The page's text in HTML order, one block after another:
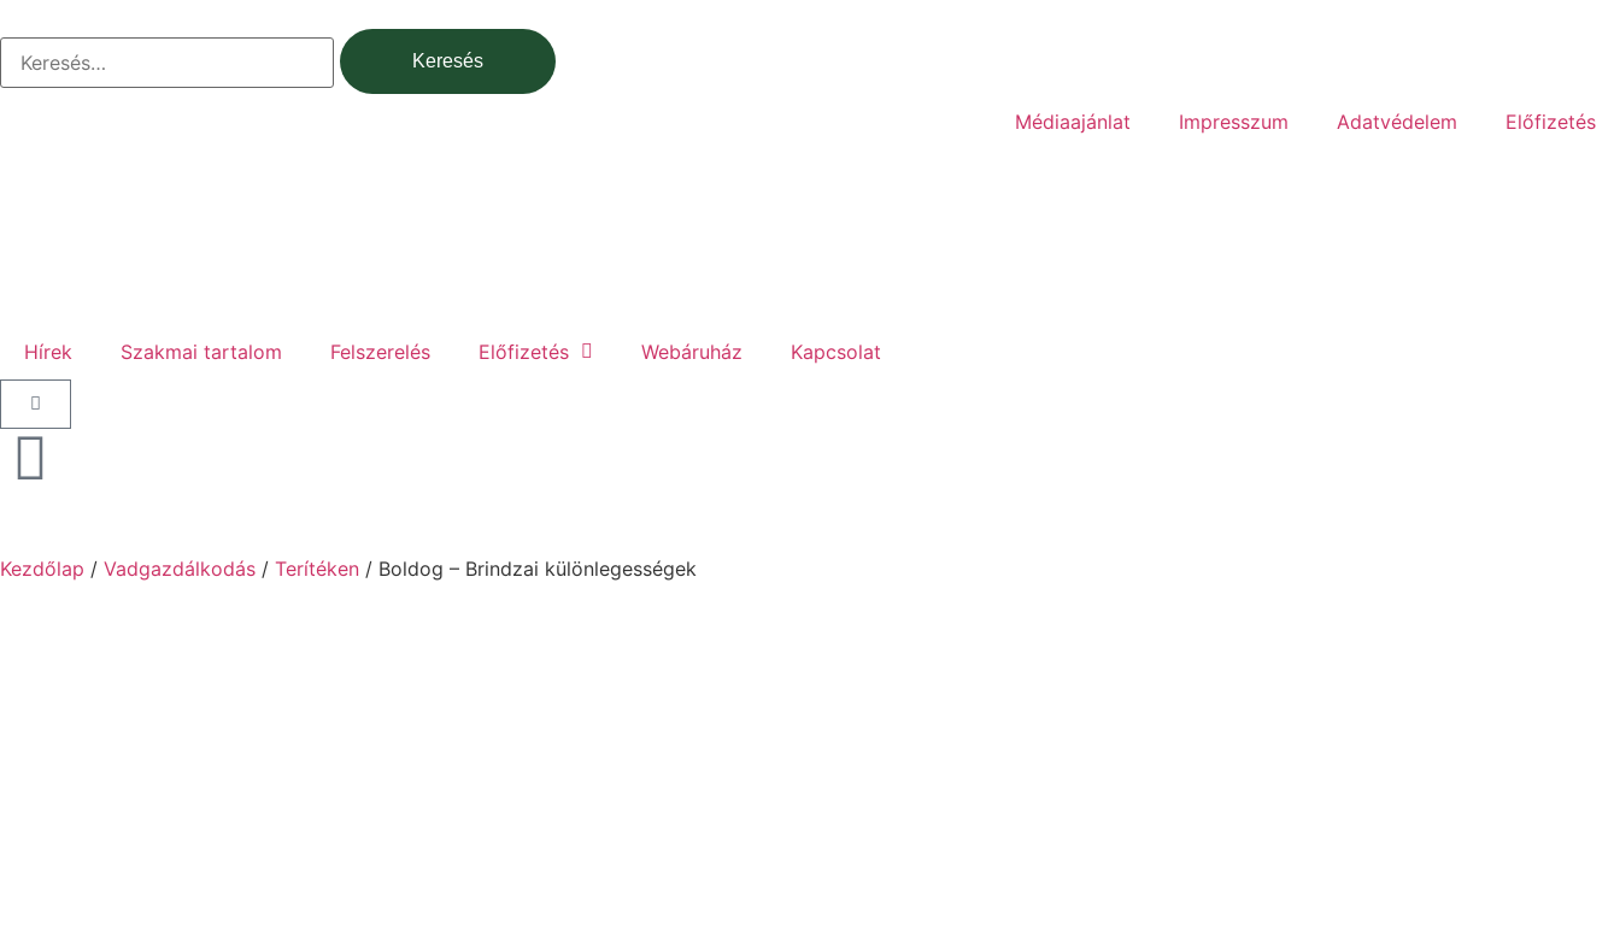
Médiaajánlat Impresszum Adatvédelem Előfizetés
Hírek Szakmai tartalom Felszerelés Előfizetés Webáruház Kapcsolat
Kezdőlap / Vadgazdálkodás / Terítéken / Boldog – Brindzai különlegességek